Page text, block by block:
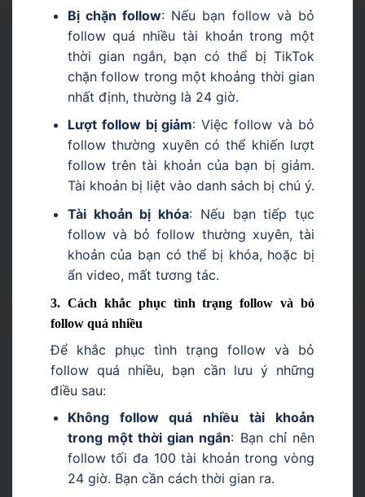
Bị chặn follow: Nếu bạn follow và bỏ
follow quá nhiều tài khoản trong một
thời gian ngắn, bạn có thể bị TikTok
chặn follow trong một khoảng thời gian
nhất định, thường là 24 giờ.
Lượt follow bị giảm: Việc follow và bỏ
follow thường xuyên có thể khiến lượt
follow trên tài khoản của bạn bị giảm.
Tài khoản bị liệt vào danh sách bị chú ý.
Tài khoản bị khóa: Nếu bạn tiếp tục
follow và bỏ follow thường xuyên, tài
khoản của bạn có thể bị khóa, hoặc bị
ẩn video, mất tương tác.
3. Cách khắc phục tình trạng follow và bỏ
follow quá nhiều
Để khắc phục tình trạng follow và bỏ
follow quá nhiều, bạn cần lưu ý những
điều sau:
Không follow quá nhiều tài khoản
trong một thời gian ngắn: Bạn chỉ nên
follow tối đa 100 tài khoản trong vòng
24 giờ. Bạn cần cách thời gian ra.